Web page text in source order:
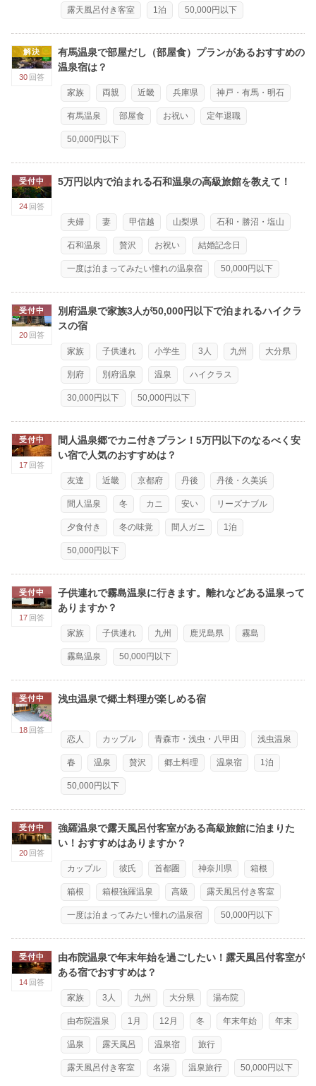
露天風呂付き客室 1泊 50,000円以下
解決
30 回答
有馬温泉で部屋だし（部屋食）プランがあるおすすめの
温泉宿は？
家族 両親 近畿 兵庫県 神戸・有馬・明石
有馬温泉 部屋食 お祝い 定年退職
50,000円以下
受付中
24 回答
5万円以内で泊まれる石和温泉の高級旅館を教えて！
夫婦 妻 甲信越 山梨県 石和・勝沼・塩山
石和温泉 贅沢 お祝い 結婚記念日
一度は泊まってみたい憧れの温泉宿 50,000円以下
受付中
20 回答
別府温泉で家族3人が50,000円以下で泊まれるハイクラ
スの宿
家族 子供連れ 小学生 3人 九州 大分県
別府 別府温泉 温泉 ハイクラス
30,000円以下 50,000円以下
受付中
17 回答
間人温泉郷でカニ付きプラン！5万円以下のなるべく安
い宿で人気のおすすめは？
友達 近畿 京都府 丹後 丹後・久美浜
間人温泉 冬 カニ 安い リーズナブル
夕食付き 冬の味覚 間人ガニ 1泊
50,000円以下
受付中
17 回答
子供連れで霧島温泉に行きます。離れなどある温泉って
ありますか？
家族 子供連れ 九州 鹿児島県 霧島
霧島温泉 50,000円以下
受付中
18 回答
浅虫温泉で郷土料理が楽しめる宿
恋人 カップル 青森市・浅虫・八甲田 浅虫温泉
春 温泉 贅沢 郷土料理 温泉宿 1泊
50,000円以下
受付中
20 回答
強羅温泉で露天風呂付客室がある高級旅館に泊まりた
い！おすすめはありますか？
カップル 彼氏 首都圏 神奈川県 箱根
箱根 箱根強羅温泉 高級 露天風呂付き客室
一度は泊まってみたい憧れの温泉宿 50,000円以下
受付中
14 回答
由布院温泉で年末年始を過ごしたい！露天風呂付客室が
ある宿でおすすめは？
家族 3人 九州 大分県 湯布院
由布院温泉 1月 12月 冬 年末年始 年末
温泉 露天風呂 温泉宿 旅行
露天風呂付き客室 名湯 温泉旅行 50,000円以下